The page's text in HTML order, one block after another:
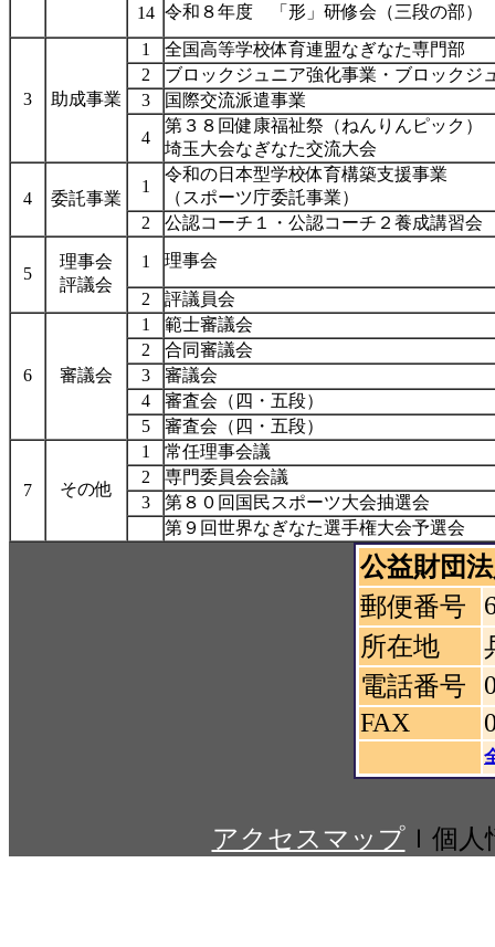
14 令和８年度 「形」研修会（三段の部）
3 助成事業
1
全国高等学校体育連盟なぎなた専門部
2
ブロックジュニア強化事業・ブロックジ
3
国際交流派遣事業
4
第３８回健康福祉祭（ねんりんピック）
埼玉大会なぎなた交流大会
4 委託事業
1
令和の日本型学校体育構築支援事業
（スポーツ庁委託事業）
2
公認コーチ１・公認コーチ２養成講習会
5
理事会
評議会
1 理事会
2 評議員会
6 審議会
1
範士審議会
2
合同審議会
3
審議会
4
審査会（四・五段）
5
審査会（四・五段）
7 その他
1
常任理事会議
2
専門委員会会議
3
第８０回国民スポーツ大会抽選会
第９回世界なぎなた選手権大会予選会
公益財団
郵便番号
所在地
電話番号
FAX
アクセスマップｌ個人